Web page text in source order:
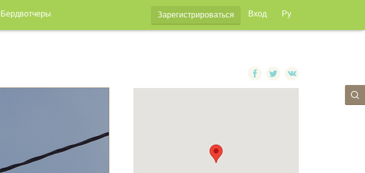
Бердвотчеры Зарегистрироваться Вход Ру